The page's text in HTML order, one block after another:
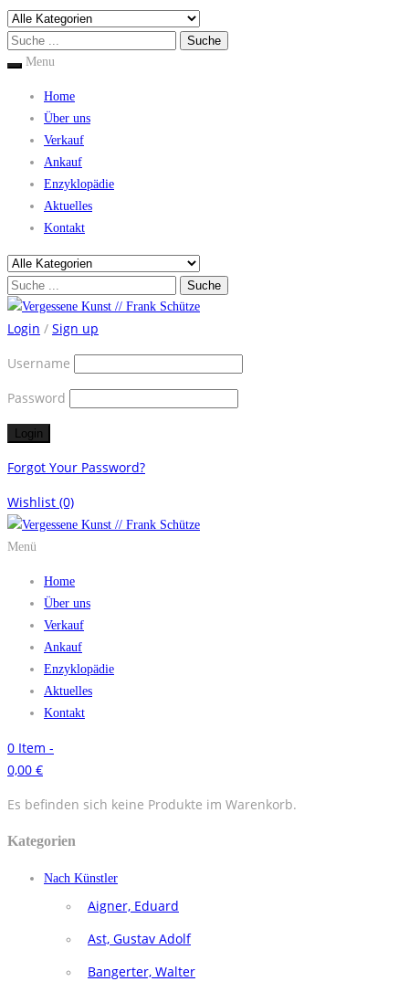
Menu
Home
Über uns
Verkauf
Ankauf
Enzyklopädie
Aktuelles
Kontakt
Login / Sign up
Username
Password
Forgot Your Password?
Wishlist (0)
Menü
Home
Über uns
Verkauf
Ankauf
Enzyklopädie
Aktuelles
Kontakt
0 Item -
0,00 €
Es befinden sich keine Produkte im Warenkorb.
Kategorien
Nach Künstler
Aigner, Eduard
Ast, Gustav Adolf
Bangerter, Walter